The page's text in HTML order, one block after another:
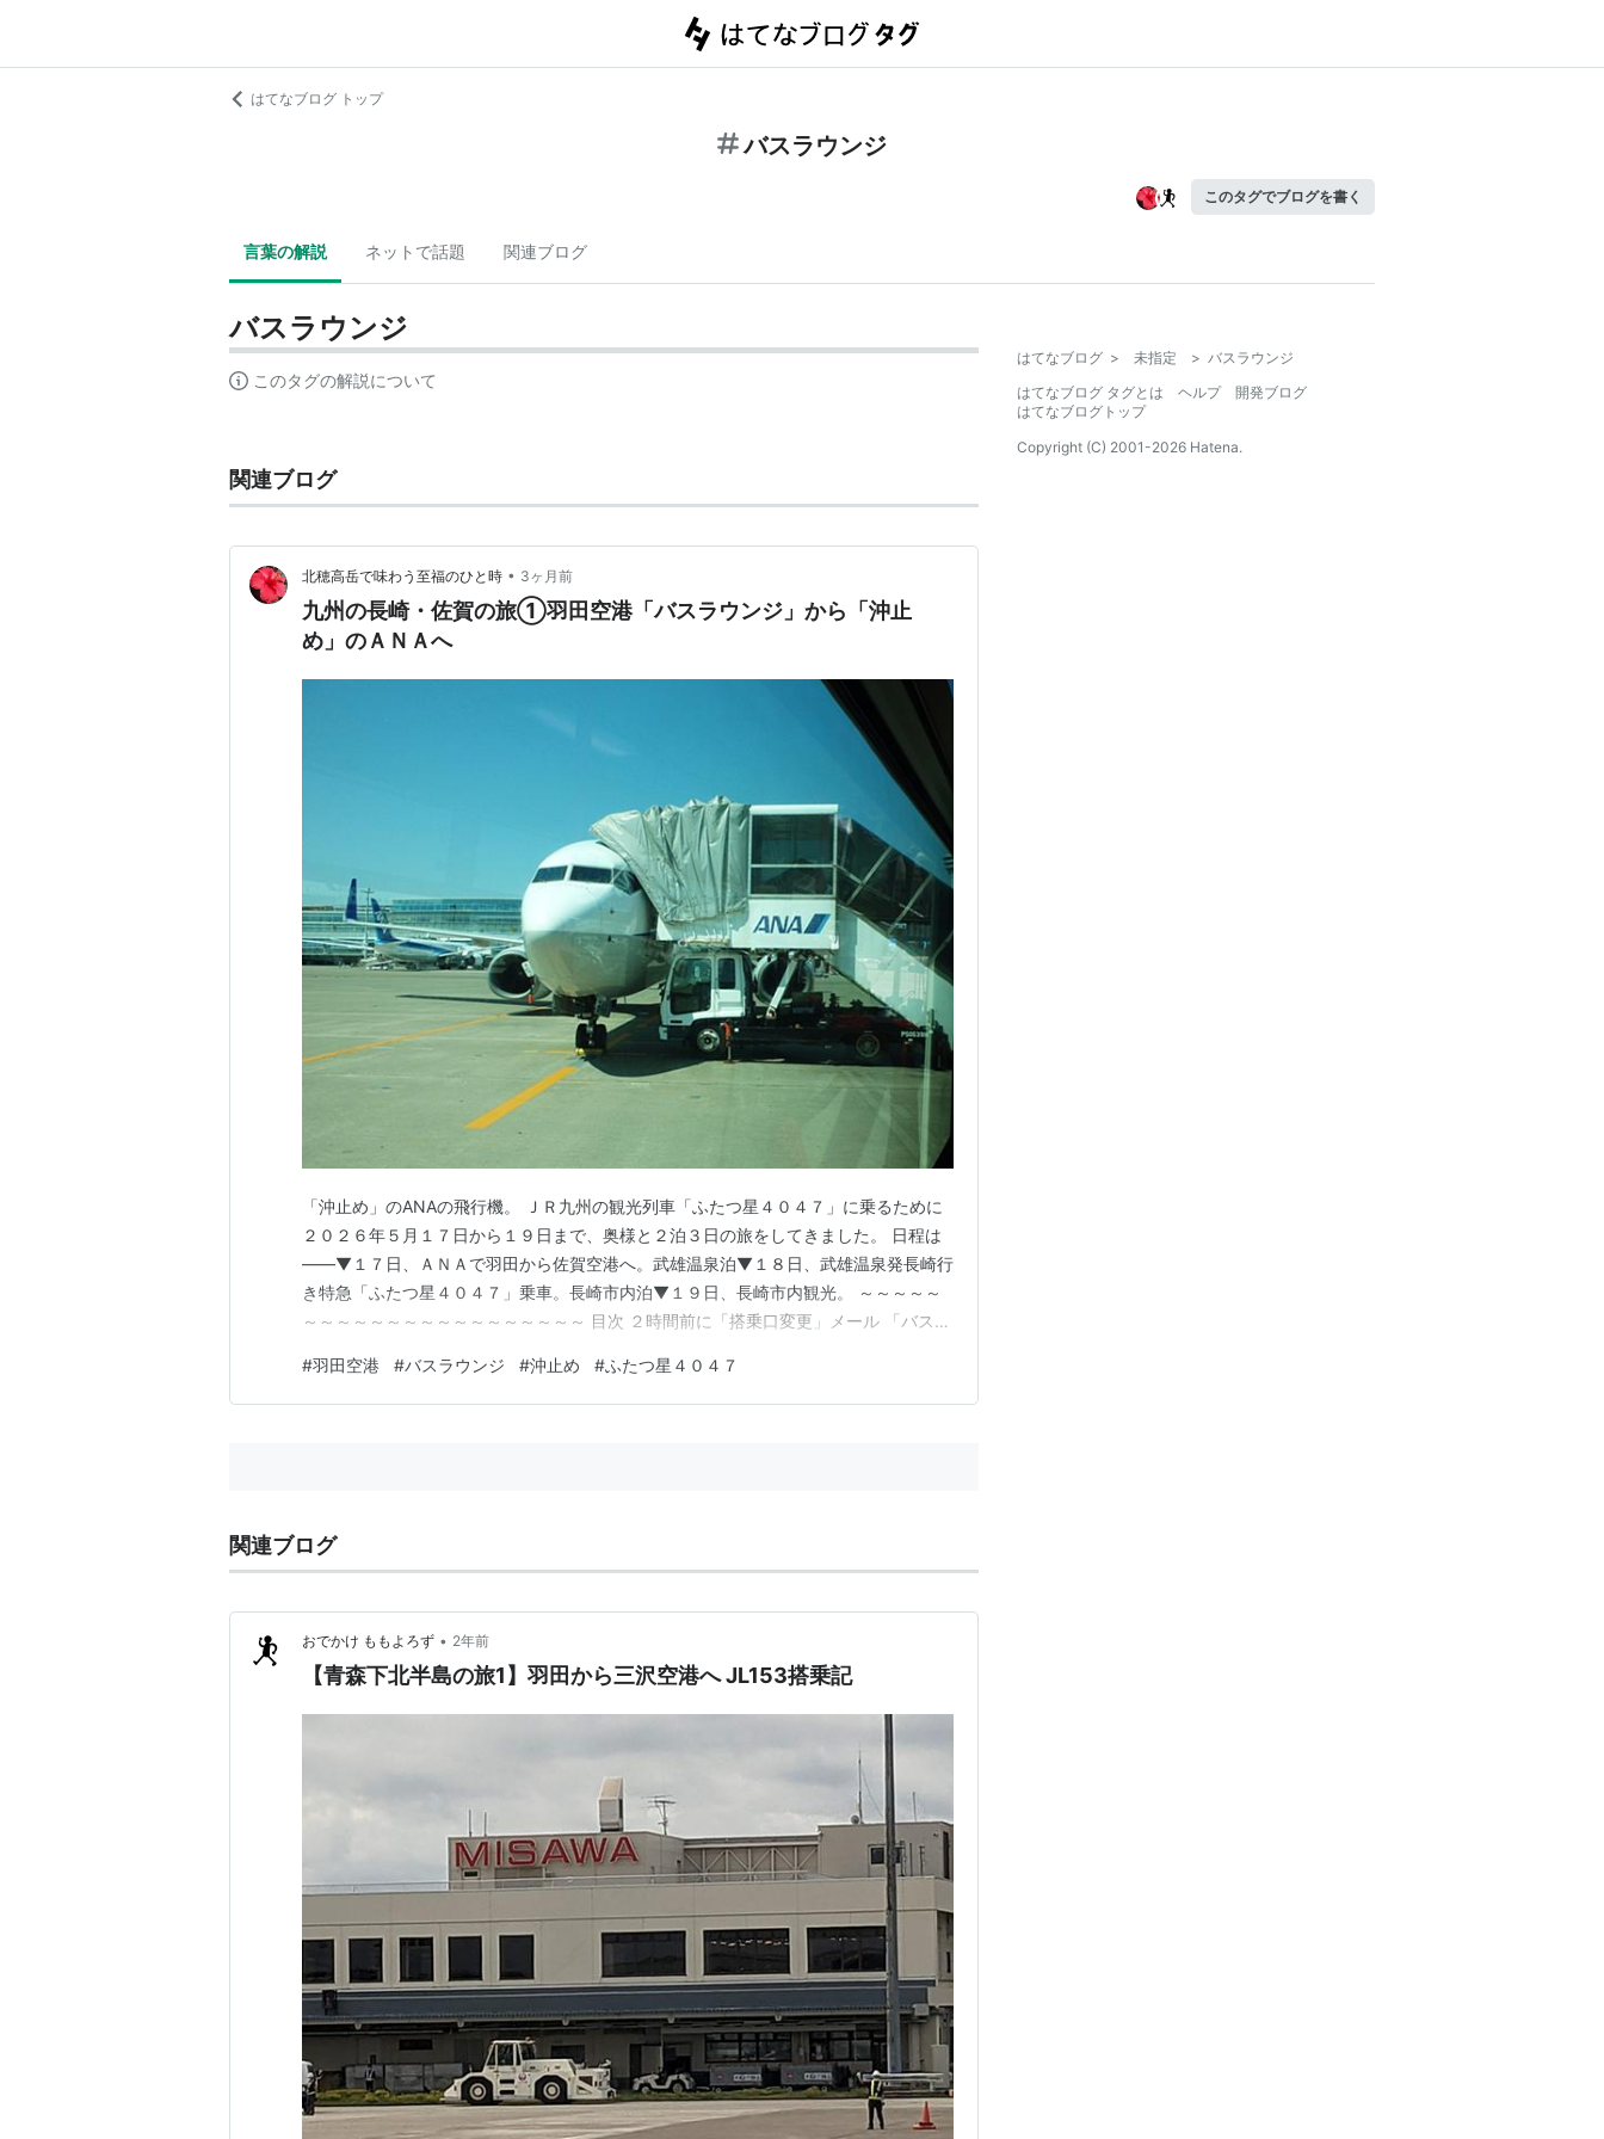
はてなブログ トップ
バスラウンジ
このタグでブログを書く
言葉の解説 ネットで話題 関連ブログ
バスラウンジ
このタグの解説について
関連ブログ
北穂高岳で味わう至福のひと時 • 3ヶ月前
九州の長崎・佐賀の旅①羽田空港「バスラウンジ」から「沖止
め」のＡＮＡへ
「沖止め」のANAの飛行機。 ＪＲ九州の観光列車「ふたつ星４０４７」に乗るために
２０２６年５月１７日から１９日まで、奥様と２泊３日の旅をしてきました。 日程は
――▼１７日、ＡＮＡで羽田から佐賀空港へ。武雄温泉泊▼１８日、武雄温泉発長崎行
き特急「ふたつ星４０４７」乗車。長崎市内泊▼１９日、長崎市内観光。 ～～～～～
～～～～～～～～～～～～～～～～～ 目次 ２時間前に「搭乗口変更」メール 「バスラ
メール 搭乗口「４７」と印字されていた搭乗券。 飛行機に乗る場合、ターミナルビル
の搭乗口から直接、ボーディングブリッジ経由…
#羽田空港 #バスラウンジ #沖止め #ふたつ星４０４７
関連ブログ
おでかけ ももよろず • 2年前
【青森下北半島の旅1】羽田から三沢空港へ JL153搭乗記
はてなブログ > 未指定 > バスラウンジ
はてなブログ タグとは
ヘルプ
開発ブログ
はてなブログトップ
Copyright (C) 2001-2026 Hatena.